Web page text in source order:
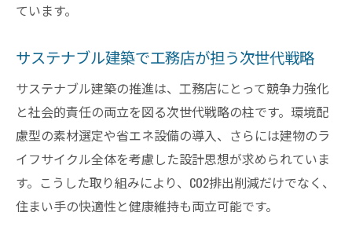
ています。
サステナブル建築で工務店が担う次世代戦略
サステナブル建築の推進は、工務店にとって競争力強化
と社会的責任の両立を図る次世代戦略の柱です。環境配
慮型の素材選定や省エネ設備の導入、さらには建物のラ
イフサイクル全体を考慮した設計思想が求められていま
す。こうした取り組みにより、CO2排出削減だけでなく、
住まい手の快適性と健康維持も両立可能です。